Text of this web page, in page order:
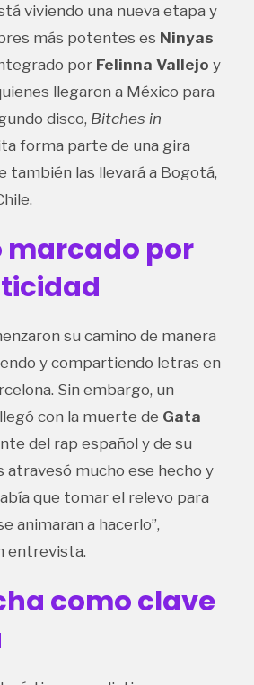
viviendo una nueva etapa y
más potentes es Ninyas
por Felinna Vallejo y
llegaron a México para
disco, Bitches in
forma parte de una gira
también las llevará a Bogotá,
marcado por
su camino de manera
y compartiendo letras en
Sin embargo, un
con la muerte de Gata
del rap español y de su
atravesó mucho ese hecho y
que tomar el relevo para
animaran a hacerlo”,
entrevista.
como clave